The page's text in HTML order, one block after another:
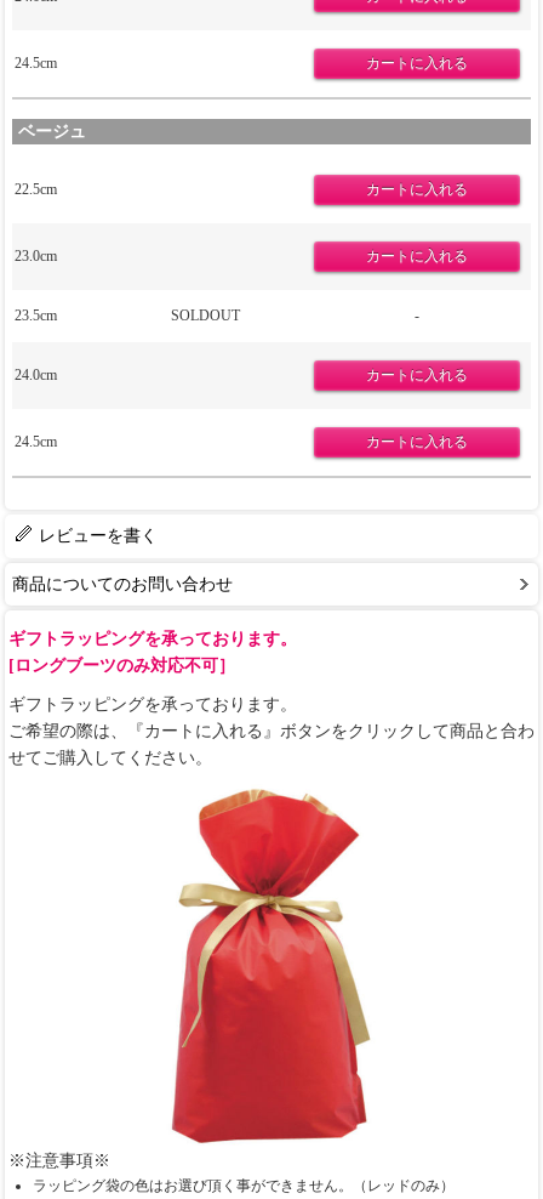
24.5cm
ベージュ
22.5cm
23.0cm
23.5cm SOLDOUT -
24.0cm
24.5cm
レビューを書く
商品についてのお問い合わせ
ギフトラッピングを承っております。
[ロングブーツのみ対応不可］
ギフトラッピングを承っております。
ご希望の際は、『カートに入れる』ボタンをクリックして商品と合わ
せてご購入してください。
※注意事項※
ラッピング袋の色はお選び頂く事ができません。（レッドのみ）